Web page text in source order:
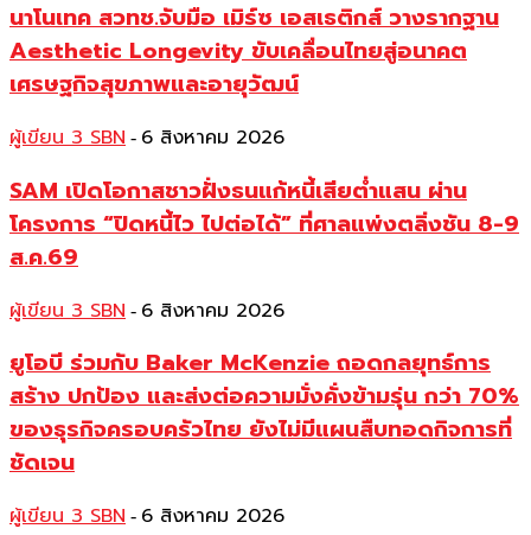
นาโนเทค สวทช.จับมือ เมิร์ซ เอสเธติกส์ วางรากฐาน
Aesthetic Longevity ขับเคลื่อนไทยสู่อนาคต
เศรษฐกิจสุขภาพและอายุวัฒน์
ผู้เขียน 3 SBN - 6 สิงหาคม 2026
SAM เปิดโอกาสชาวฝั่งธนแก้หนี้เสียต่ำแสน ผ่าน
โครงการ “ปิดหนี้ไว ไปต่อได้” ที่ศาลแพ่งตลิ่งชัน 8-9
ส.ค.69
ผู้เขียน 3 SBN - 6 สิงหาคม 2026
ยูโอบี ร่วมกับ Baker McKenzie ถอดกลยุทธ์การ
สร้าง ปกป้อง และส่งต่อความมั่งคั่งข้ามรุ่น กว่า 70%
ของธุรกิจครอบครัวไทย ยังไม่มีแผนสืบทอดกิจการที่
ชัดเจน
ผู้เขียน 3 SBN - 6 สิงหาคม 2026